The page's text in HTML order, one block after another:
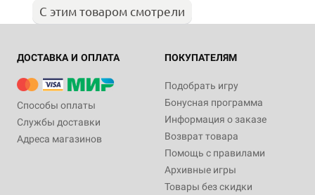
С этим товаром смотрели
ДОСТАВКА И ОПЛАТА
Способы оплаты
Службы доставки
Адреса магазинов
ПОКУПАТЕЛЯМ
Подобрать игру
Бонусная программа
Информация о заказе
Возврат товара
Помощь с правилами
Архивные игры
Товары без скидки